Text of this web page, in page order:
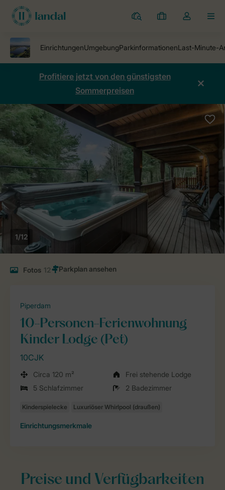
Ferienparks
Meine
Dropdown-
öffnen
Profitiere jetzt von den günstigsten
Sommerpreisen
1/12
Fotos 12
Piperdam
10-Personen-Ferienwohnung
Kinder Lodge (Pet)
10CJK
Circa 120 m²
Frei stehende Lodge
5 Schlafzimmer
2 Badezimmer
Einrichtungsmerkmale
Preise und Verfügbarkeiten